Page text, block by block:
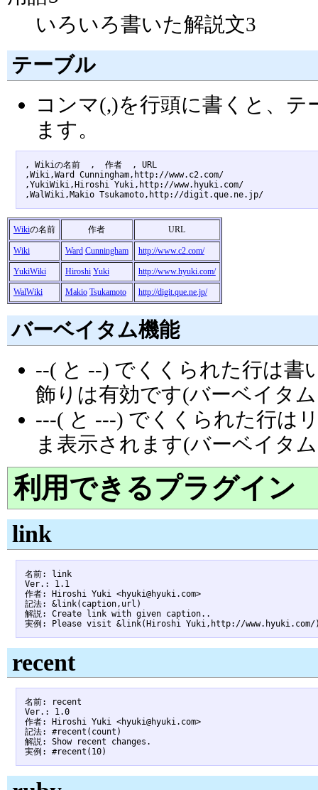
いろいろ書いた解説文3
テーブル
コンマ(,)を行頭に書くと、
ます。
, Wikiの名前  ,  作者  , URL
,Wiki,Ward Cunningham,http://www.c2.com/
,YukiWiki,Hiroshi Yuki,http://www.hyuki.com/
,WalWiki,Makio Tsukamoto,http://digit.que.ne.jp/
Wikiの名前 作者 URL
Wiki Ward Cunningham http://www.c2.com/
YukiWiki Hiroshi Yuki http://www.hyuki.com/
WalWiki Makio Tsukamoto http://digit.que.ne.jp/
バーベイタム機能
--( と --) でくくられた行は書
飾りは有効です(バーベイタ
---( と ---) でくくられた行は
ま表示されます(バーベイタ
利用できるプラグイン
link
名前: link
Ver.: 1.1
作者: Hiroshi Yuki <hyuki@hyuki.com>
記法: &link(caption,url)
解説: Create link with given caption..
recent
名前: recent
Ver.: 1.0
作者: Hiroshi Yuki <hyuki@hyuki.com>
記法: #recent(count)
解説: Show recent changes.